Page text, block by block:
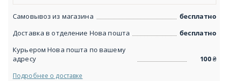
Самовывоз из магазина
бесплатно
Доставка в отделение Нова пошта
бесплатно
Курьером Нова пошта по вашему
адресу
100₴
Подробнее о доставке